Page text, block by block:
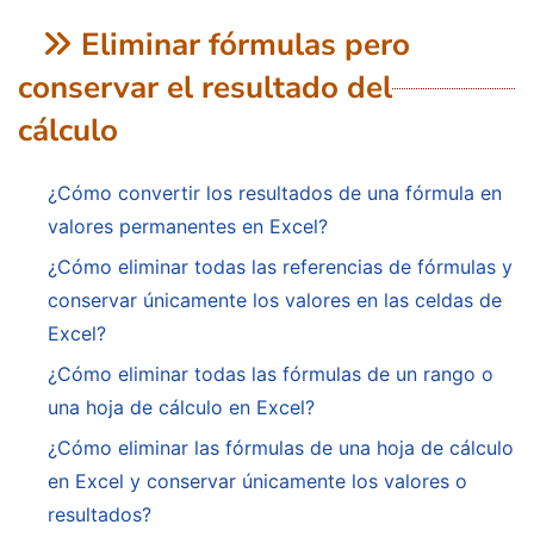
Eliminar fórmulas pero
conservar el resultado del
cálculo
¿Cómo convertir los resultados de una fórmula en
valores permanentes en Excel?
¿Cómo eliminar todas las referencias de fórmulas y
conservar únicamente los valores en las celdas de
Excel?
¿Cómo eliminar todas las fórmulas de un rango o
una hoja de cálculo en Excel?
¿Cómo eliminar las fórmulas de una hoja de cálculo
en Excel y conservar únicamente los valores o
resultados?